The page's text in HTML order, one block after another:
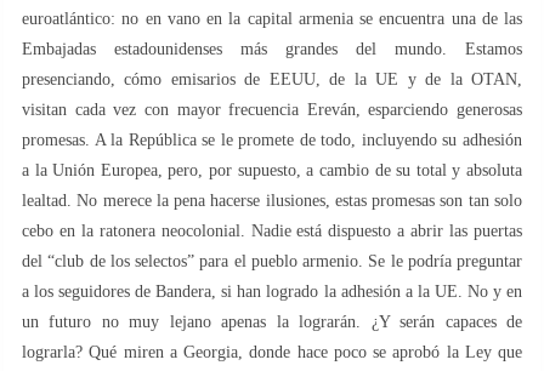
euroatlántico: no en vano en la capital armenia se encuentra una de las
Embajadas estadounidenses más grandes del mundo. Estamos
presenciando, cómo emisarios de EEUU, de la UE y de la OTAN,
visitan cada vez con mayor frecuencia Ereván, esparciendo generosas
promesas. A la República se le promete de todo, incluyendo su adhesión
a la Unión Europea, pero, por supuesto, a cambio de su total y absoluta
lealtad. No merece la pena hacerse ilusiones, estas promesas son tan solo
cebo en la ratonera neocolonial. Nadie está dispuesto a abrir las puertas
del “club de los selectos” para el pueblo armenio. Se le podría preguntar
a los seguidores de Bandera, si han logrado la adhesión a la UE. No y en
un futuro no muy lejano apenas la lograrán. ¿Y serán capaces de
lograrla? Qué miren a Georgia, donde hace poco se aprobó la Ley que